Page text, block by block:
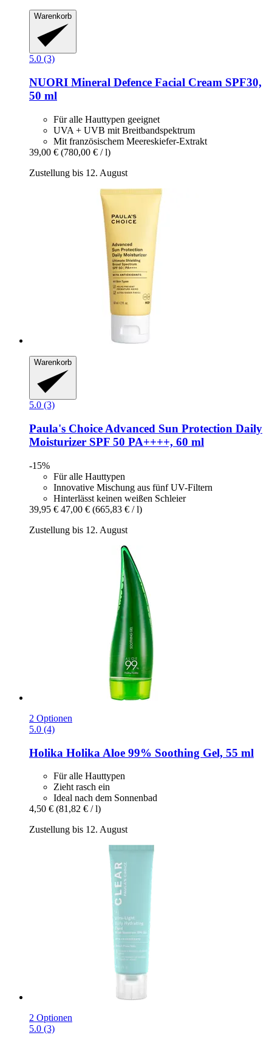
Warenkorb
5.0 (3)
NUORI Mineral Defence Facial Cream SPF30,
50 ml
Für alle Hauttypen geeignet
UVA + UVB mit Breitbandspektrum
Mit französischem Meereskiefer-Extrakt
39,00 € (780,00 € / l)
Zustellung bis 12. August
Warenkorb
5.0 (3)
Paula's Choice Advanced Sun Protection Daily
Moisturizer SPF 50 PA++++, 60 ml
-15%
Für alle Hauttypen
Innovative Mischung aus fünf UV-Filtern
Hinterlässt keinen weißen Schleier
39,95 € 47,00 € (665,83 € / l)
Zustellung bis 12. August
2 Optionen
5.0 (4)
Holika Holika Aloe 99% Soothing Gel, 55 ml
Für alle Hauttypen
Zieht rasch ein
Ideal nach dem Sonnenbad
4,50 € (81,82 € / l)
Zustellung bis 12. August
2 Optionen
5.0 (3)